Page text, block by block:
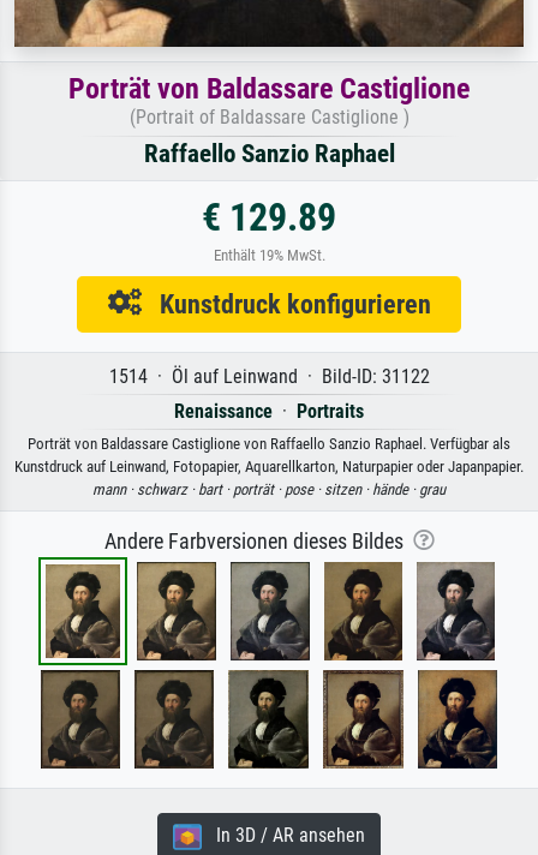
Porträt von Baldassare Castiglione
(Portrait of Baldassare Castiglione )
Raffaello Sanzio Raphael
€ 129.89
Enthält 19% MwSt.
Kunstdruck konfigurieren
1514 · Öl auf Leinwand · Bild-ID: 31122
Renaissance · Portraits
Porträt von Baldassare Castiglione von Raffaello Sanzio Raphael. Verfügbar als
Kunstdruck auf Leinwand, Fotopapier, Aquarellkarton, Naturpapier oder Japanpapier.
mann · schwarz · bart · porträt · pose · sitzen · hände · grau
Andere Farbversionen dieses Bildes
In 3D / AR ansehen